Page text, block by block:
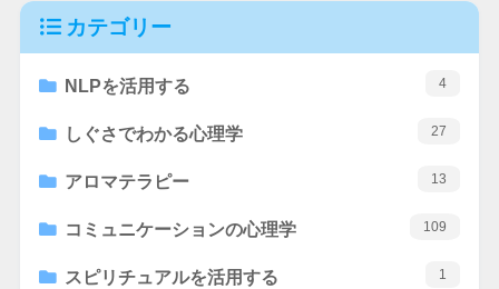
カテゴリー
NLPを活用する 4
しぐさでわかる心理学 27
アロマテラピー 13
コミュニケーションの心理学 109
スピリチュアルを活用する 1